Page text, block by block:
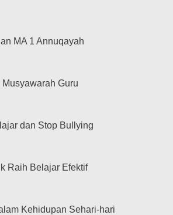
MA 1 Annuqayah
Guru
dan Stop Bullying
Raih Belajar Efektif
Kehidupan Sehari-hari